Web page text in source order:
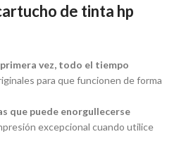
de tinta hp
vez, todo el tiempo
para que funcionen de forma
que puede enorgullecerse
excepcional cuando utilice